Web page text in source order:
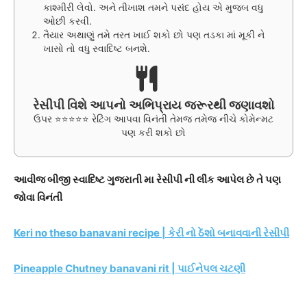
કાશ્મીરી લેવો. અને તીખાશ તમને પસંદ હોય એ મુજબ વધુ
ઓછી કરવી.
તૈયાર અથાણું તમે તરત ખાઈ શકો છો પણ તડકા માં મૂકી ને
ખાસો તો વધુ સ્વાદિષ્ટ બનશે.
રેસીપી વિશે આપનો અભિપ્રાય જરૂરથી જણાવશો
ઉપર ⭐⭐⭐⭐⭐ રેટિંગ આપવા વિનંતી તેમજ તમેજ નીચે કોમેન્મટ
પણ કરી શકો છો
આવીજ બીજી સ્વાદિષ્ટ ગુજરાતી મા રેસીપી ની લીંક આપેલ છે તે પણ
જોવા વિનંતી
Keri no theso banavani recipe | કેરી નો ઠેંશો બનાવવાની રેસીપી
Pineapple Chutney banavani rit | પાઈનેપલ ચટણી